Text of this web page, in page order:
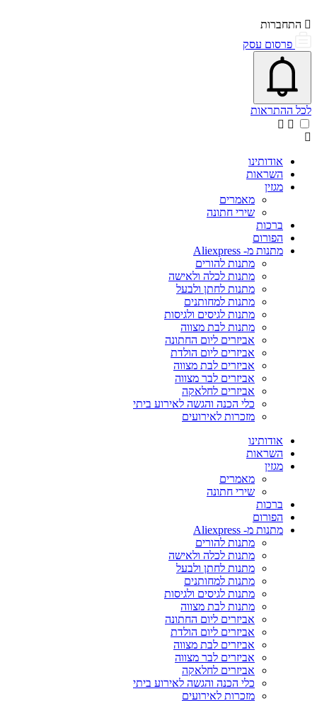
התחברות
פרסום עסק
פתיחת\סגירת מרכז התראות
אייקון פעמון
לכל ההתראות
אודותינו
השראות
מגזין
מאמרים
שירי חתונה
ברכות
הפורום
מתנות מ- Aliexpress
מתנות להורים
מתנות לכלה ולאישה
מתנות לחתן ולבעל
מתנות למחותנים
מתנות לגיסים ולגיסות
מתנות לבת מצווה
אביזרים ליום החתונה
אביזרים ליום הולדת
אביזרים לבת מצווה
אביזרים לבר מצווה
אביזרים לחלאקה
כלי הכנה והגשה לאירוע ביתי
מזכרות לאירועים
אודותינו
השראות
מגזין
מאמרים
שירי חתונה
ברכות
הפורום
מתנות מ- Aliexpress
מתנות להורים
מתנות לכלה ולאישה
מתנות לחתן ולבעל
מתנות למחותנים
מתנות לגיסים ולגיסות
מתנות לבת מצווה
אביזרים ליום החתונה
אביזרים ליום הולדת
אביזרים לבת מצווה
אביזרים לבר מצווה
אביזרים לחלאקה
כלי הכנה והגשה לאירוע ביתי
מזכרות לאירועים